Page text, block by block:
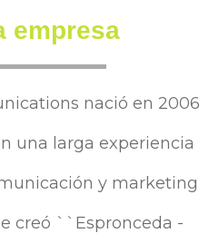
empresa
nació en 2006
una larga experiencia
y marketing
creó ``Espronceda -